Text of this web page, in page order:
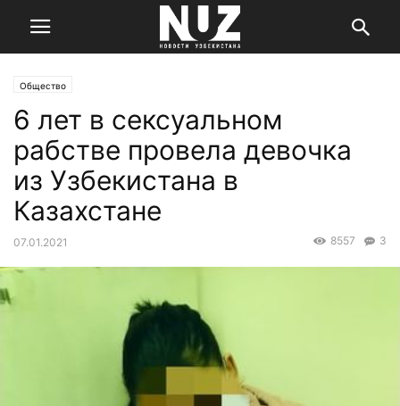
Общество
6 лет в сексуальном
рабстве провела девочка
из Узбекистана в
Казахстане
07.01.2021 3
8557